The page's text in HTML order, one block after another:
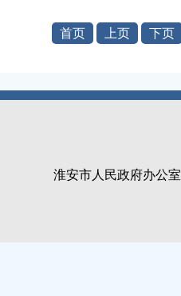
首页 上页 下页
淮安市人民政府办公